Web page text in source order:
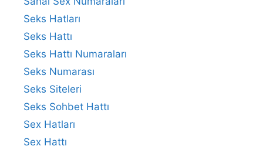
Seks Hatları
Seks Hattı
Seks Hattı Numaraları
Seks Numarası
Seks Siteleri
Seks Sohbet Hattı
Sex Hatları
Sex Hattı